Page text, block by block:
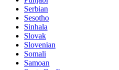
Serbian
Sesotho
Sinhala
Slovak
Slovenian
Somali
Samoan